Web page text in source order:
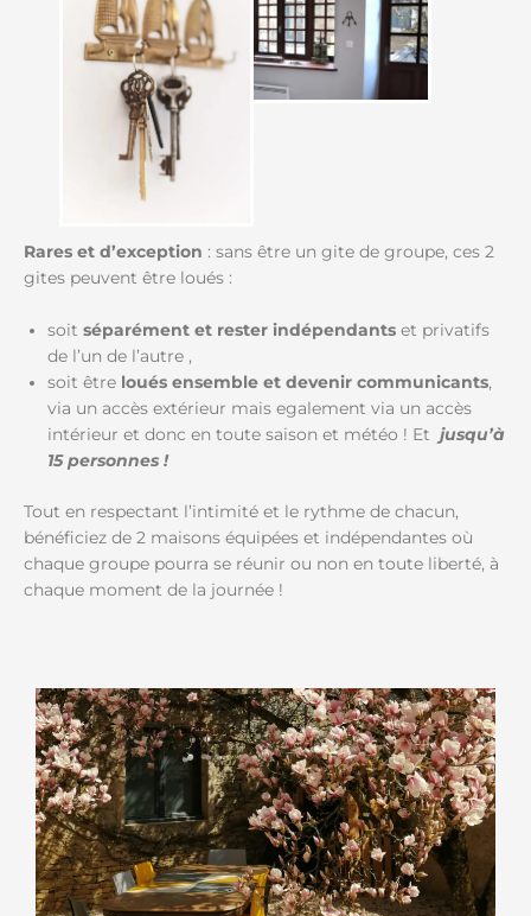
Rares et d’exception : sans être un gite de groupe, ces 2
gites peuvent être loués :
soit séparément et rester indépendants et privatifs
de l’un de l’autre ,
soit être loués ensemble et devenir communicants,
via un accès extérieur mais egalement via un accès
intérieur et donc en toute saison et météo ! Et jusqu’à
15 personnes !
Tout en respectant l’intimité et le rythme de chacun,
bénéficiez de 2 maisons équipées et indépendantes où
chaque groupe pourra se réunir ou non en toute liberté, à
chaque moment de la journée !